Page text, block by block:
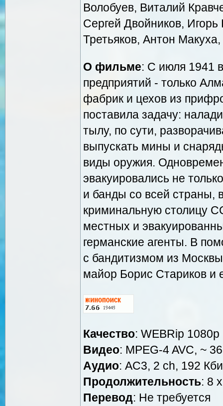
Волобуев, Виталий
Сергей Двойников,
Третьяков, Антон
О фильме: С июля 1941
предприятий - только
фабрик и цехов из
поставила задачу:
тылу, по сути,
выпускать мины и
виды оружия.
эвакуировались не
и банды со всей страны,
криминальную столицу
местных и
германские агенты. В
с бандитизмом из
майор Борис Стариков и
Качество: WEBRip 1080p
Видео: MPEG-4 AVC, ~
Аудио: AC3, 2 ch, 192
Продолжительность: 8
Перевод: Не требуется